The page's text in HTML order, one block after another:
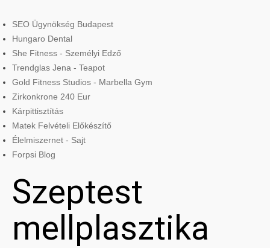
SEO Ügynökség Budapest
Hungaro Dental
She Fitness - Személyi Edző
Trendglas Jena - Teapot
Gold Fitness Studios - Marbella Gym
Zirkonkrone 240 Eur
Kárpittisztítás
Matek Felvételi Előkészítő
Élelmiszernet - Sajt
Forpsi Blog
Szeptest
mellplasztika